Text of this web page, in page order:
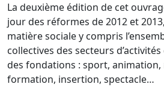
La deuxième édition de cet
jour des réformes de 2012 et
matière sociale y compris
collectives des secteurs
des fondations : sport, animation,
formation, insertion, spectacle…